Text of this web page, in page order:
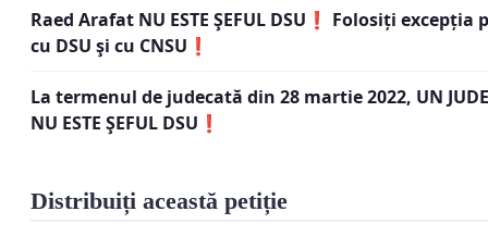
1. De ce dr. Raed ArafatNU A FOST NUMIT
Solicitările din prezenta petiție le formulăm pe
(http://legislatie.just.ro/Public/DetaliiDocument/155216
Raed Arafat NU ESTE ŞEFUL DSU❗ Folosiți
cu DSU şi cu CNSU❗
La termenul de judecată din 28 martie 2022, UN
NU ESTE ŞEFUL DSU❗
Distribuiți această petiție